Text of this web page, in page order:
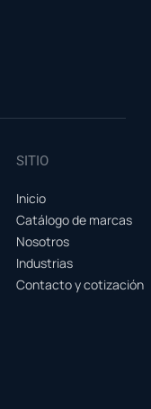
SITIO
Inicio
Catálogo de marcas
Nosotros
Industrias
Contacto y cotización